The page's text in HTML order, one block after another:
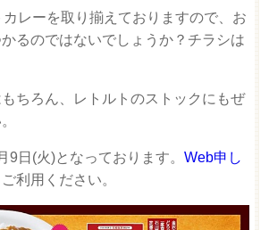
レーを取り揃えておりますので、お
るのではないでしょうか？チラシは
ちろん、レトルトのストックにもぜ
9日(火)となっております。Web申し
ご利用ください。